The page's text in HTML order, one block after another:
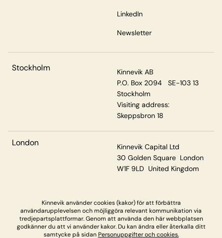
LinkedIn
Newsletter
Stockholm
Kinnevik AB
P.O. Box 2094 SE-103 13
Stockholm
Visiting address:
Skeppsbron 18
London
Kinnevik Capital Ltd
30 Golden Square London
W1F 9LD United Kingdom
Privacy & CookiesKinnevik använder cookies (kakor) för att förbättra
användarupplevelsen och möjliggöra relevant kommunikation via
tredjepartsplattformar. Genom att använda den här webbplatsen
godkänner du att vi använder kakor. Du kan ändra eller återkalla ditt
samtycke på sidan Personuppgifter och cookies.